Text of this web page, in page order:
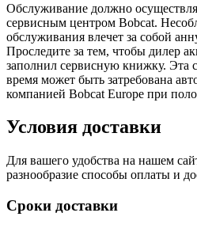
Обслуживание должно
сервисным центром Bobcat.
обслуживания влечет за собой
Проследите за тем, чтобы дилер
заполнил сервисную книжку. Эта
время может быть затребована
компанией Bobcat Europe при
Условия доставки
Для вашего удобства на нашем
разнообразие способы оплаты и
Сроки доставки